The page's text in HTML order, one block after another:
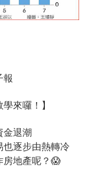
報
來囉！】
金退潮
也逐步由熱轉冷
房地產呢？😱